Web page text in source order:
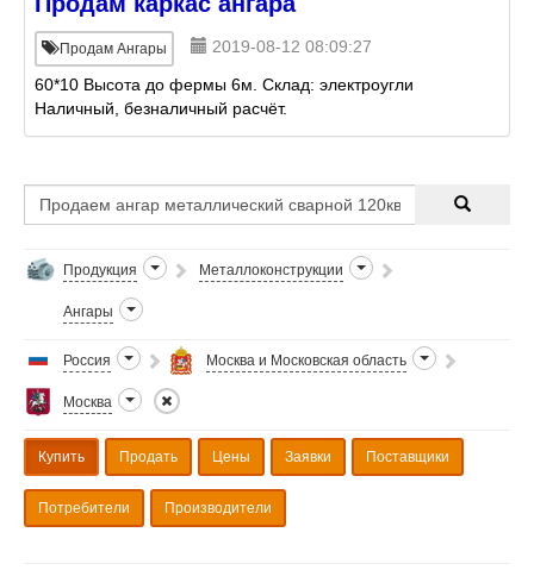
Продам Ангары
2019-08-12 08:09:27
60*10 Высота до фермы 6м. Склад: электроугли
Наличный, безналичный расчёт.
Продукция Металлоконструкции
Ангары
Россия Москва и Московская область
Москва
Купить Продать Цены Заявки Поставщики
Потребители Производители